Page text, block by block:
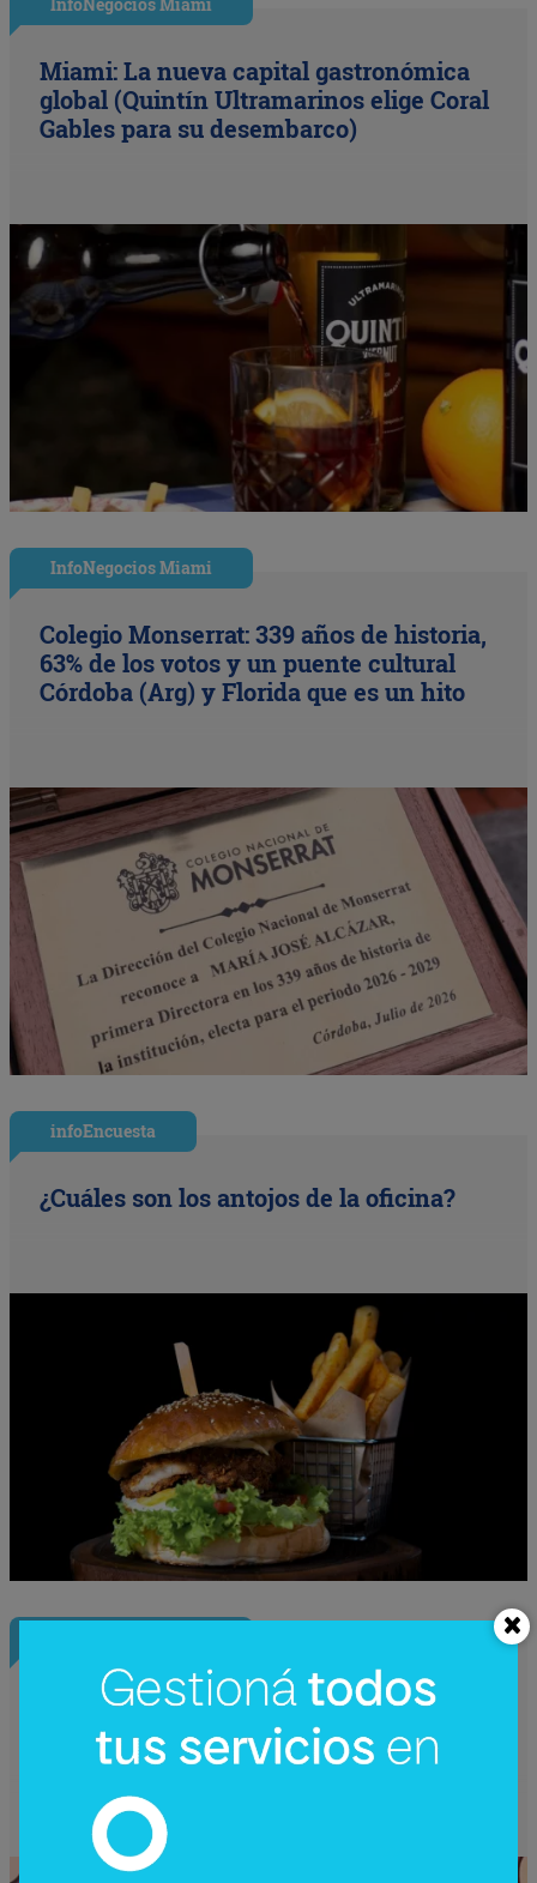
Miami: La nueva capital gastronómica
global (Quintín Ultramarinos elige Coral
Gables para su desembarco)
InfoNegocios Miami
Colegio Monserrat: 339 años de historia,
63% de los votos y un puente cultural
Córdoba (Arg) y Florida que es un hito
infoEncuesta
¿Cuáles son los antojos de la oficina?
SIP Connect 2026 (parte III): ¿cómo nace
el nuevo estándar de producción? (Long
video + Tik Tok + multi cross + eventos)